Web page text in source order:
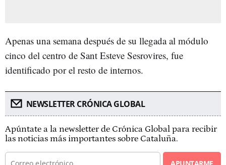
Apenas una semana después de su llegada al módulo
cinco del centro de Sant Esteve Sesrovires, fue
identificado por el resto de internos.
NEWSLETTER CRÓNICA GLOBAL
Apúntate a la newsletter de Crónica Global para recibir
las noticias más importantes sobre Cataluña.